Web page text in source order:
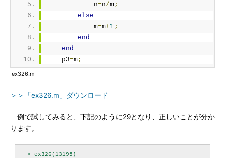
            n
=n/m;
else
            m
=m+1;
end
end
    p3
=m;
ex326.m
＞＞「ex326.m」ダウンロード
例で試してみると、下記のように29となり、正しいことが分か
ります。
--> ex326(13195)